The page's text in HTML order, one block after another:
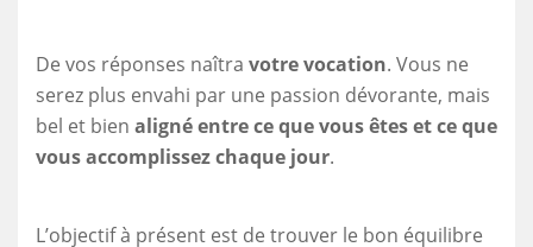
De vos réponses naîtra votre vocation. Vous ne
serez plus envahi par une passion dévorante, mais
bel et bien aligné entre ce que vous êtes et ce que
vous accomplissez chaque jour.
L’objectif à présent est de trouver le bon équilibre